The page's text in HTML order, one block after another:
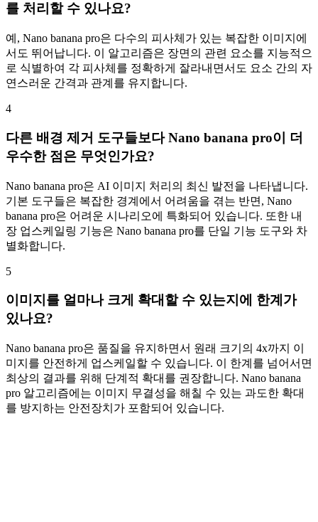
를 처리할 수 있나요?
예, Nano banana pro은 다수의 피사체가 있는 복잡한 이미지에
서도 뛰어납니다. 이 알고리즘은 장면의 관련 요소를 지능적으
로 식별하여 각 피사체를 정확하게 잘라내면서도 요소 간의 자
연스러운 간격과 관계를 유지합니다.
4
다른 배경 제거 도구들보다 Nano banana pro이 더
우수한 점은 무엇인가요?
Nano banana pro은 AI 이미지 처리의 최신 발전을 나타냅니다.
기본 도구들은 복잡한 경계에서 어려움을 겪는 반면, Nano
banana pro은 어려운 시나리오에 특화되어 있습니다. 또한 내
장 업스케일링 기능은 Nano banana pro를 단일 기능 도구와 차
별화합니다.
5
이미지를 얼마나 크게 확대할 수 있는지에 한계가
있나요?
Nano banana pro은 품질을 유지하면서 원래 크기의 4x까지 이
미지를 안전하게 업스케일할 수 있습니다. 이 한계를 넘어서면
최상의 결과를 위해 단계적 확대를 권장합니다. Nano banana
pro 알고리즘에는 이미지 무결성을 해칠 수 있는 과도한 확대
를 방지하는 안전장치가 포함되어 있습니다.